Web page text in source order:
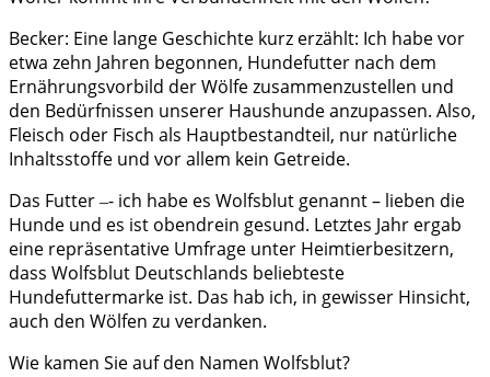
Becker: Eine lange Geschichte kurz erzählt: Ich habe vor
etwa zehn Jahren begonnen, Hundefutter nach dem
Ernährungsvorbild der Wölfe zusammenzustellen und
den Bedürfnissen unserer Haushunde anzupassen. Also,
Fleisch oder Fisch als Hauptbestandteil, nur natürliche
Inhaltsstoffe und vor allem kein Getreide.
Das Futter ‒- ich habe es Wolfsblut genannt – lieben die
Hunde und es ist obendrein gesund. Letztes Jahr ergab
eine repräsentative Umfrage unter Heimtierbesitzern,
dass Wolfsblut Deutschlands beliebteste
Hundefuttermarke ist. Das hab ich, in gewisser Hinsicht,
auch den Wölfen zu verdanken.
Wie kamen Sie auf den Namen Wolfsblut?